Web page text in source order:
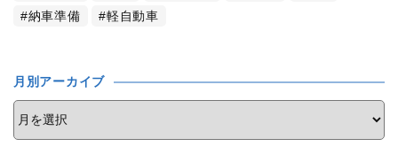
納車準備
軽自動車
月別アーカイブ